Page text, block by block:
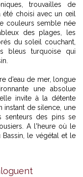
trouvailles de
été choisi avec un œil
couleurs semble née
des plages, les
du soleil couchant,
bleus turquoise qui
d’eau de mer, longue
une absolue
invite à la détente
instant de silence, une
senteurs des pins se
A l'heure où le
le végétal et le